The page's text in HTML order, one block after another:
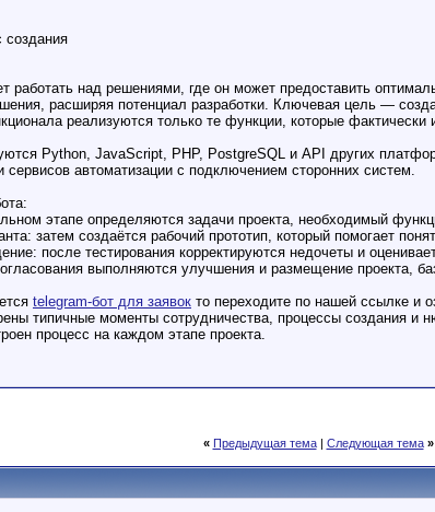
создания
работать над решениями, где он может предоставить
расширяя потенциал разработки. Ключевая цель —
реализуются только те функции, которые фактически
Python, JavaScript, PHP, PostgreSQL и API других
сервисов автоматизации с подключением сторонних систем.
этапе определяются задачи проекта, необходимый
затем создаётся рабочий прототип, который помогает
после тестирования корректируются недочеты и
выполняются улучшения и размещение проекта,
telegram-бот для заявок то переходите по нашей ссылке и
типичные моменты сотрудничества, процессы создания
процесс на каждом этапе проекта.
« Предыдущая тема| Следующая тема »